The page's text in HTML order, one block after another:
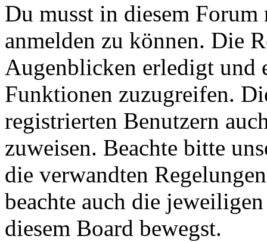
Du musst in diesem
anmelden zu können. Die
Augenblicken erledigt und
Funktionen zuzugreifen.
registrierten Benutzern
zuweisen. Beachte bitte
die verwandten
beachte auch die
diesem Board bewegst.